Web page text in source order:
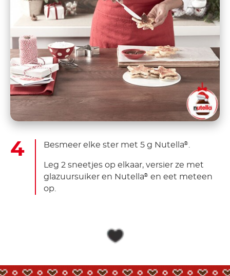
Besmeer elke ster met 5 g Nutella®
Leg 2 sneetjes op elkaar, versier ze met
glazuursuiker en Nutella® en eet meteen
op.